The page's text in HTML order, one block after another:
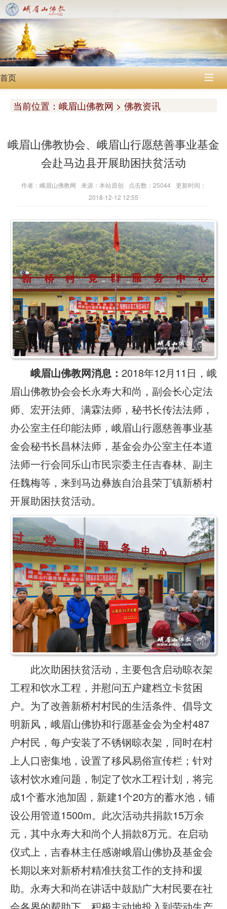
首页 
当前位置： 峨眉山佛教网 > 佛教资讯
峨眉山佛教协会、峨眉山行愿慈善事业基金
会赴马边县开展助困扶贫活动
作者：峨眉山佛教网 来源：本站原创 点击数：25044
更新时间：
2018-12-12 12:55
峨眉山佛教网消息： 2018年12月11日，峨
眉山佛教协会会长永寿大和尚，副会长心定法
师、宏开法师、满霖法师，秘书长传法法师，
办公室主任印能法师，峨眉山行愿慈善事业基
金会秘书长昌林法师，基金会办公室主任本道
法师一行会同乐山市民宗委主任吉春林、副主
任魏梅等，来到马边彝族自治县荣丁镇新桥村
开展助困扶贫活动。
此次助困扶贫活动，主要包含启动晾衣架
工程和饮水工程，并慰问五户建档立卡贫困
户。为了改善新桥村村民的生活条件、倡导文
明新风，峨眉山佛协和行愿基金会为全村487
户村民，每户安装了不锈钢晾衣架，同时在村
上人口密集地，设置了移风易俗宣传栏；针对
该村饮水难问题，制定了饮水工程计划，将完
成1个蓄水池加固，新建1个20方的蓄水池，铺
设公用管道1500m。此次活动共捐款15万余
元，其中永寿大和尚个人捐款8万元。在启动
仪式上，吉春林主任感谢峨眉山佛协及基金会
长期以来对新桥村精准扶贫工作的支持和援
助。永寿大和尚在讲话中鼓励广大村民要在社
会各界的帮助下，积极主动地投入到劳动生产